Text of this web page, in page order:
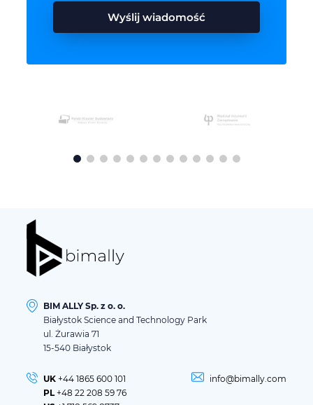
Wyślij wiadomość
BIM ALLY Sp. z o. o.
Białystok Science and Technology Park
ul. Żurawia 71
15-540 Białystok
UK +44 1865 600 101
PL +48 22 208 59 76
info@bimally.com